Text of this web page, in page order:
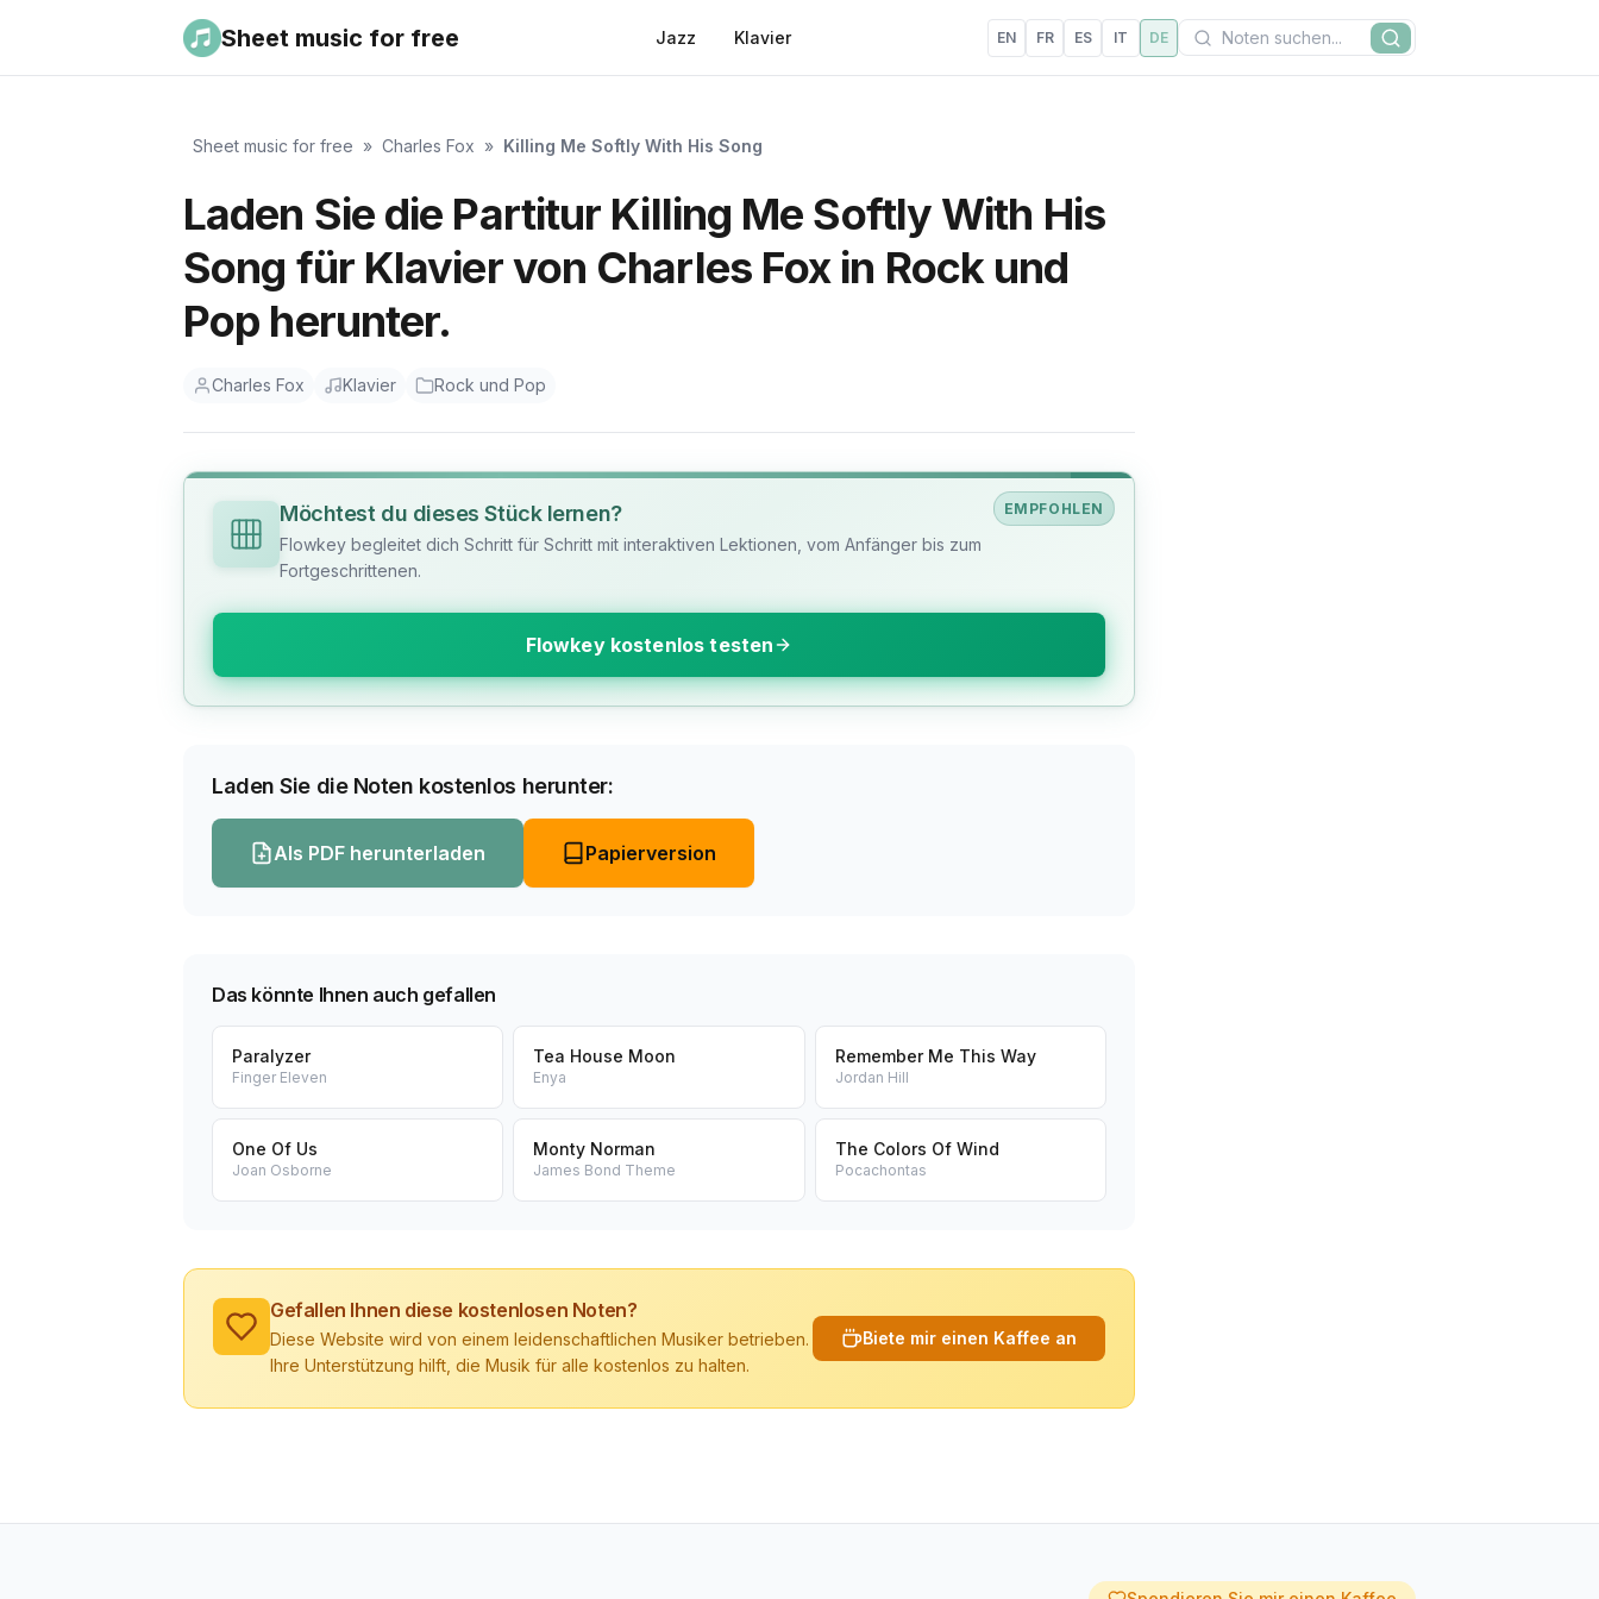
Sheet music for free Jazz Klavier EN FR ES IT DE Suchen
Suche
Sheet music for free » Charles Fox » Killing Me Softly With His Song
Laden Sie die Partitur Killing Me Softly With His
Song für Klavier von Charles Fox in Rock und
Pop herunter.
Charles Fox Klavier Rock und Pop
EMPFOHLEN
Möchtest du dieses Stück lernen?
Flowkey begleitet dich Schritt für Schritt mit interaktiven Lektionen, vom Anfänger bis zum
Fortgeschrittenen.
Flowkey kostenlos testen
Laden Sie die Noten kostenlos herunter:
Als PDF herunterladen Papierversion
Das könnte Ihnen auch gefallen
Paralyzer
Finger Eleven
Tea House Moon
Enya
Remember Me This Way
Jordan Hill
One Of Us
Joan Osborne
Monty Norman
James Bond Theme
The Colors Of Wind
Pocachontas
Gefallen Ihnen diese kostenlosen Noten?
Diese Website wird von einem leidenschaftlichen Musiker betrieben.
Ihre Unterstützung hilft, die Musik für alle kostenlos zu halten.
Biete mir einen Kaffee an